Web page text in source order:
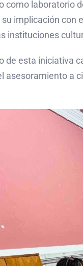
como laboratorio
implicación con
instituciones
de esta iniciativa
asesoramiento a